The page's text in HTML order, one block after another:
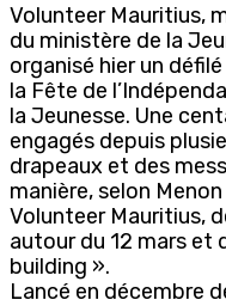
Volunteer Mauritius,
du ministère de la
organisé hier un
la Fête de
la Jeunesse. Une
engagés depuis
drapeaux et des
manière, selon
Volunteer Mauritius,
autour du 12 mars et
building ».
Lancé en décembre